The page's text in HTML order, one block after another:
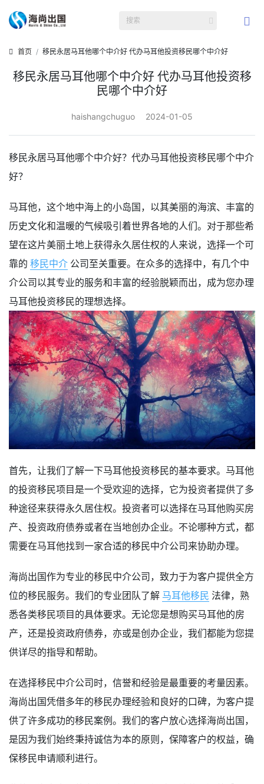
首页 移民永居马耳他哪个中介好 代办马耳他投资移民哪个中介好
移民永居马耳他哪个中介好 代办马耳他投资移
民哪个中介好
haishangchuguo 2024-01-05
移民永居马耳他哪个中介好？代办马耳他投资移民哪个中介
好？
马耳他，这个地中海上的小岛国，以其美丽的海滨、丰富的
历史文化和温暖的气候吸引着世界各地的人们。对于那些希
望在这片美丽土地上获得永久居住权的人来说，选择一个可
靠的 移民中介 公司至关重要。在众多的选择中，有几个中
介公司以其专业的服务和丰富的经验脱颖而出，成为您办理
马耳他投资移民的理想选择。
首先，让我们了解一下马耳他投资移民的基本要求。马耳他
的投资移民项目是一个受欢迎的选择，它为投资者提供了多
种途径来获得永久居住权。投资者可以选择在马耳他购买房
产、投资政府债券或者在当地创办企业。不论哪种方式，都
需要在马耳他找到一家合适的移民中介公司来协助办理。
海尚出国作为专业的移民中介公司，致力于为客户提供全方
位的移民服务。我们的专业团队了解 马耳他移民 法律，熟
悉各类移民项目的具体要求。无论您是想购买马耳他的房
产，还是投资政府债券，亦或是创办企业，我们都能为您提
供详尽的指导和帮助。
在选择移民中介公司时，信誉和经验是最重要的考量因素。
海尚出国凭借多年的移民办理经验和良好的口碑，为客户提
供了许多成功的移民案例。我们的客户放心选择海尚出国，
是因为我们始终秉持诚信为本的原则，保障客户的权益，确
保移民申请顺利进行。